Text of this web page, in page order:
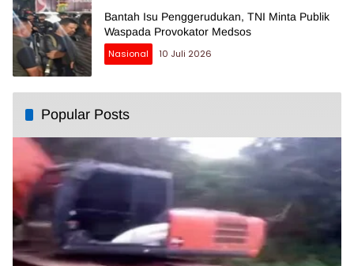
Bantah Isu Penggerudukan, TNI Minta Publik
Waspada Provokator Medsos
Nasional
10 Juli 2026
Popular Posts